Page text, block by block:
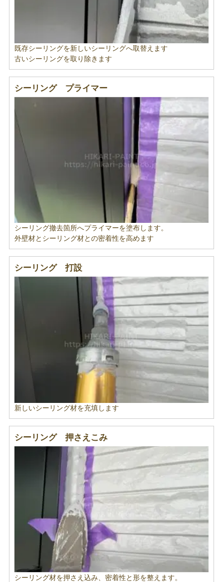
既存シーリングを新しいシーリングへ取替えます
古いシーリングを取り除きます
シーリング プライマー
シーリング撤去箇所へプライマーを塗布します。
外壁材とシーリング材との密着性を高めます
シーリング 打設
新しいシーリング材を充填します
シーリング 押さえこみ
シーリング材を押さえ込み、密着性と形を整えます。